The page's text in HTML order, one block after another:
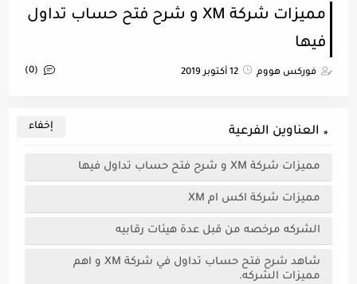
مميزات شركة XM و شرح فتح حساب تداول
فيها
فوركس هووم 12 أكتوبر 2019 (0)
العناوين الفرعية
مميزات شركة XM و شرح فتح حساب تداول فيها
مميزات شركة اكس ام XM
الشركه مرخصه من قبل عدة هيئات رقابيه
شاهد شرح فتح حساب تداول في شركة XM و اهم
مميزات الشركه.